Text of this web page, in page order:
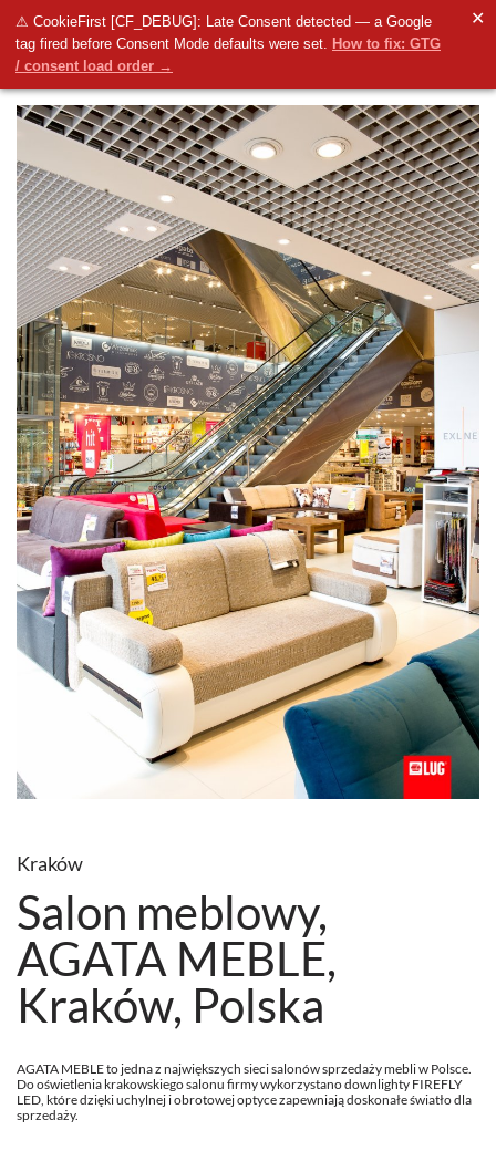
⚠ CookieFirst [CF_DEBUG]: Late Consent detected — a Google
tag fired before Consent Mode defaults were set. How to fix: GTG
/ consent load order →
✕
Kraków
Salon meblowy,
AGATA MEBLE,
Kraków, Polska
AGATA MEBLE to jedna z największych sieci salonów sprzedaży mebli w Polsce.
Do oświetlenia krakowskiego salonu firmy wykorzystano downlighty FIREFLY
LED, które dzięki uchylnej i obrotowej optyce zapewniają doskonałe światło dla
sprzedaży.